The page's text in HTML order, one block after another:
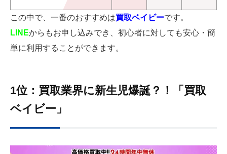
この中で、一番のおすすめは買取ベイビーです。
LINEからもお申し込みでき、初心者に対しても安心・簡
単に利用することができます。
1位：買取業界に新生児爆誕？！「買取
ベイビー」